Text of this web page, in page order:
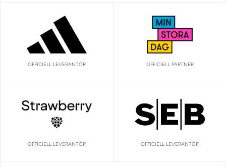
OFFICIELL LEVERANTÖR OFFICIELL PARTNER
OFFICIELL LEVERANTÖR OFFICIELL LEVERANTÖR